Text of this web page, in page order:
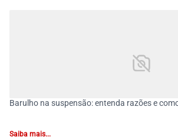
Barulho na suspensão: entenda razões e
Saiba mais...